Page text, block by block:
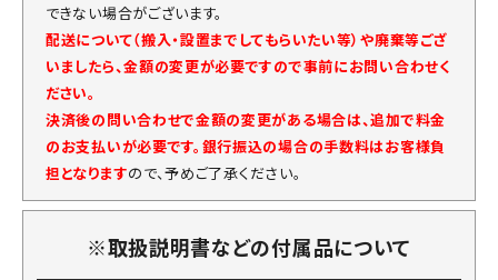
できない場合がございます。
配送について（搬入・設置までしてもらいたい等）や廃棄等ござ
いましたら、金額の変更が必要ですので事前にお問い合わせく
ださい。
決済後の問い合わせで金額の変更がある場合は、追加で料金
のお支払いが必要です。銀行振込の場合の手数料はお客様負
担となりますので、予めご了承ください。
※取扱説明書などの付属品について